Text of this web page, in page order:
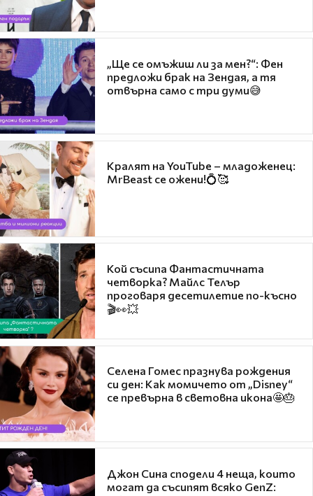
„Ще се омъжиш ли за мен?“: Фен
предложи брак на Зендая, а тя
отвърна само с три думи😅
Кралят на YouTube – младоженец:
MrBeast се ожени!💍🥰
Кой съсипа Фантастичната
четворка? Майлс Телър
проговаря десетилетие по-късно
🎬👀💥
Селена Гомес празнува рождения
си ден: Как момичето от „Disney“
се превърна в световна икона🤩🎂
Джон Сина сподели 4 неща, които
могат да съсипят всяко GenZ: